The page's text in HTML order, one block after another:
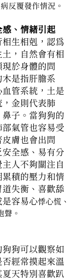
反覆發作情況。
、情緒引起
相生相剋，認為
，自然會有相
現於身體的問
是指肝膽系
管系統，土是
金則代表肺
子。當狗狗的
氣管也容易受
膚也會出問
全感、易有分
人不夠關注自
累積的壓力和情
失衡、喜歡舔
是容易心悸心慌、
聲。
狗可以觀察如
經常摸起來溫
天特別喜歡趴